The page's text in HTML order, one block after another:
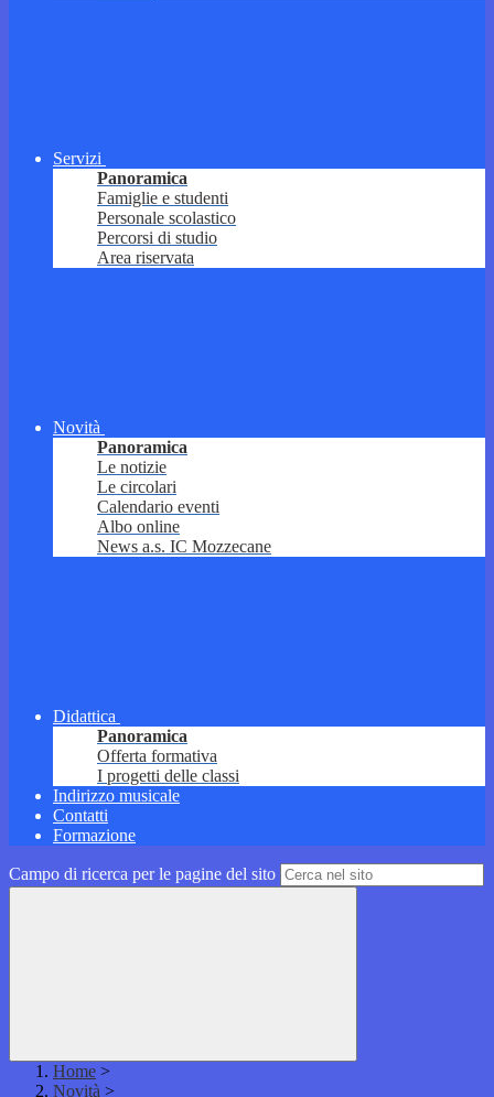
Servizi
Panoramica
Famiglie e studenti
Personale scolastico
Percorsi di studio
Area riservata
Novità
Panoramica
Le notizie
Le circolari
Calendario eventi
Albo online
News a.s. IC Mozzecane
Didattica
Panoramica
Offerta formativa
I progetti delle classi
Indirizzo musicale
Contatti
Formazione
Campo di ricerca per le pagine del sito
Home >
Novità >